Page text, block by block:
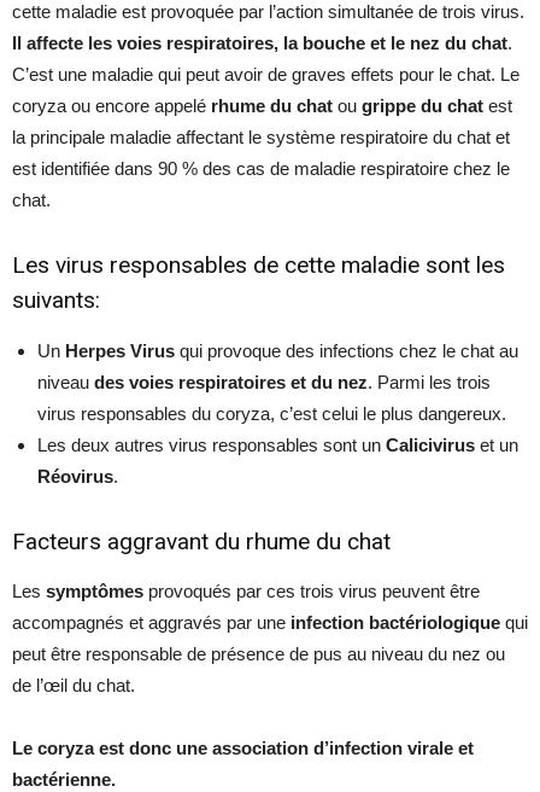
cette maladie est provoquée par l’action simultanée de trois virus.
Il affecte les voies respiratoires, la bouche et le nez du chat.
C’est une maladie qui peut avoir de graves effets pour le chat. Le
coryza ou encore appelé rhume du chat ou grippe du chat est
la principale maladie affectant le système respiratoire du chat et
est identifiée dans 90 % des cas de maladie respiratoire chez le
chat.
Les virus responsables de cette maladie sont les
suivants:
Un Herpes Virus qui provoque des infections chez le chat au
niveau des voies respiratoires et du nez. Parmi les trois
virus responsables du coryza, c’est celui le plus dangereux.
Les deux autres virus responsables sont un Calicivirus et un
Réovirus.
Facteurs aggravant du rhume du chat
Les symptômes provoqués par ces trois virus peuvent être
accompagnés et aggravés par une infection bactériologique qui
peut être responsable de présence de pus au niveau du nez ou
de l’œil du chat.
Le coryza est donc une association d’infection virale et
bactérienne.